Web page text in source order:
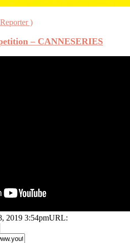
)
– CANNESERIES
2019 3:54pmURL: